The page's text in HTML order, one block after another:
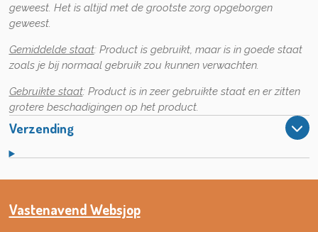
geweest. Het is altijd met de grootste zorg opgeborgen
geweest.
Gemiddelde staat:Product is gebruikt, maar is in goede staat
zoals je bij normaal gebruik zou kunnen verwachten.
Gebruikte staat: Product is in zeer gebruikte staat en er zitten
grotere beschadigingen op het product.
Verzending
Vastenavend Websjop